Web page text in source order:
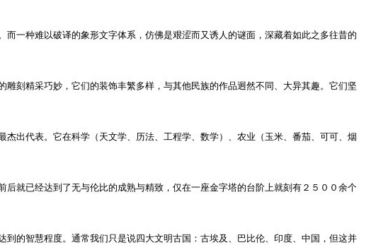
一种难以破译的象形文字体系，仿佛是艰涩而又诱人的谜面，深藏着如此之多往昔的
刻精采巧妙，它们的装饰丰繁多样，与其他民族的作品迥然不同、大异其趣。它们坚
出代表。它在科学（天文学、历法、工程学、数学）、农业（玉米、番茄、可可、烟
已经达到了无与伦比的成熟与精致，仅在一座金字塔的台阶上就刻有２５００余个
的智慧程度。通常我们只是说四大文明古国：古埃及、巴比伦、印度、中国，但这并